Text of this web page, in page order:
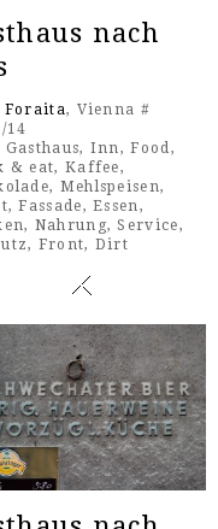
nach
Foraita, Vienna #
14
Gasthaus, Inn,Food,
& eat, Kaffee,
, Mehlspeisen,
,Fassade,Essen,
, Nahrung,Service,
, Front, Dirt